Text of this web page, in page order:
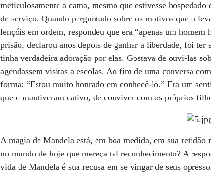
meticulosamente a cama, mesmo que estivesse
de serviço. Quando perguntado sobre os motivos que o
lençóis em ordem, respondeu que era “apenas um
prisão, declarou anos depois de ganhar a liberdade, foi
tinha verdadeira adoração por elas. Gostava de ouvi-las
agendassem visitas a escolas. Ao fim de uma conversa
forma: “Estou muito honrado em conhecê-lo.” Era um
que o mantiveram cativo, de conviver com os próprios
A magia de Mandela está, em boa medida, em sua
no mundo de hoje que mereça tal reconhecimento? A
vida de Mandela é sua recusa em se vingar de seus